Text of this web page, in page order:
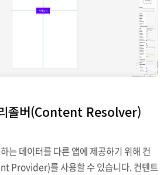
추상 클래스로서 이를 다시 HttpURLConn
졸버(Content Resolver)
는 데이터를 다른 앱에 제공하기 위해 컨
Provider)를 사용할 수 있습니다. 컨텐트